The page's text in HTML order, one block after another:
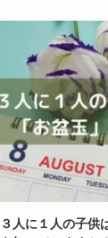
３人に１人の子供